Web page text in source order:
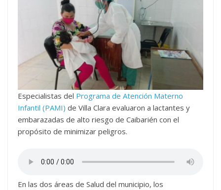
Especialistas del Programa de Atención Materno
Infantil (PAMI) de Villa Clara evaluaron a lactantes y
embarazadas de alto riesgo de Caibarién con el
propósito de minimizar peligros.
En las dos áreas de Salud del municipio, los